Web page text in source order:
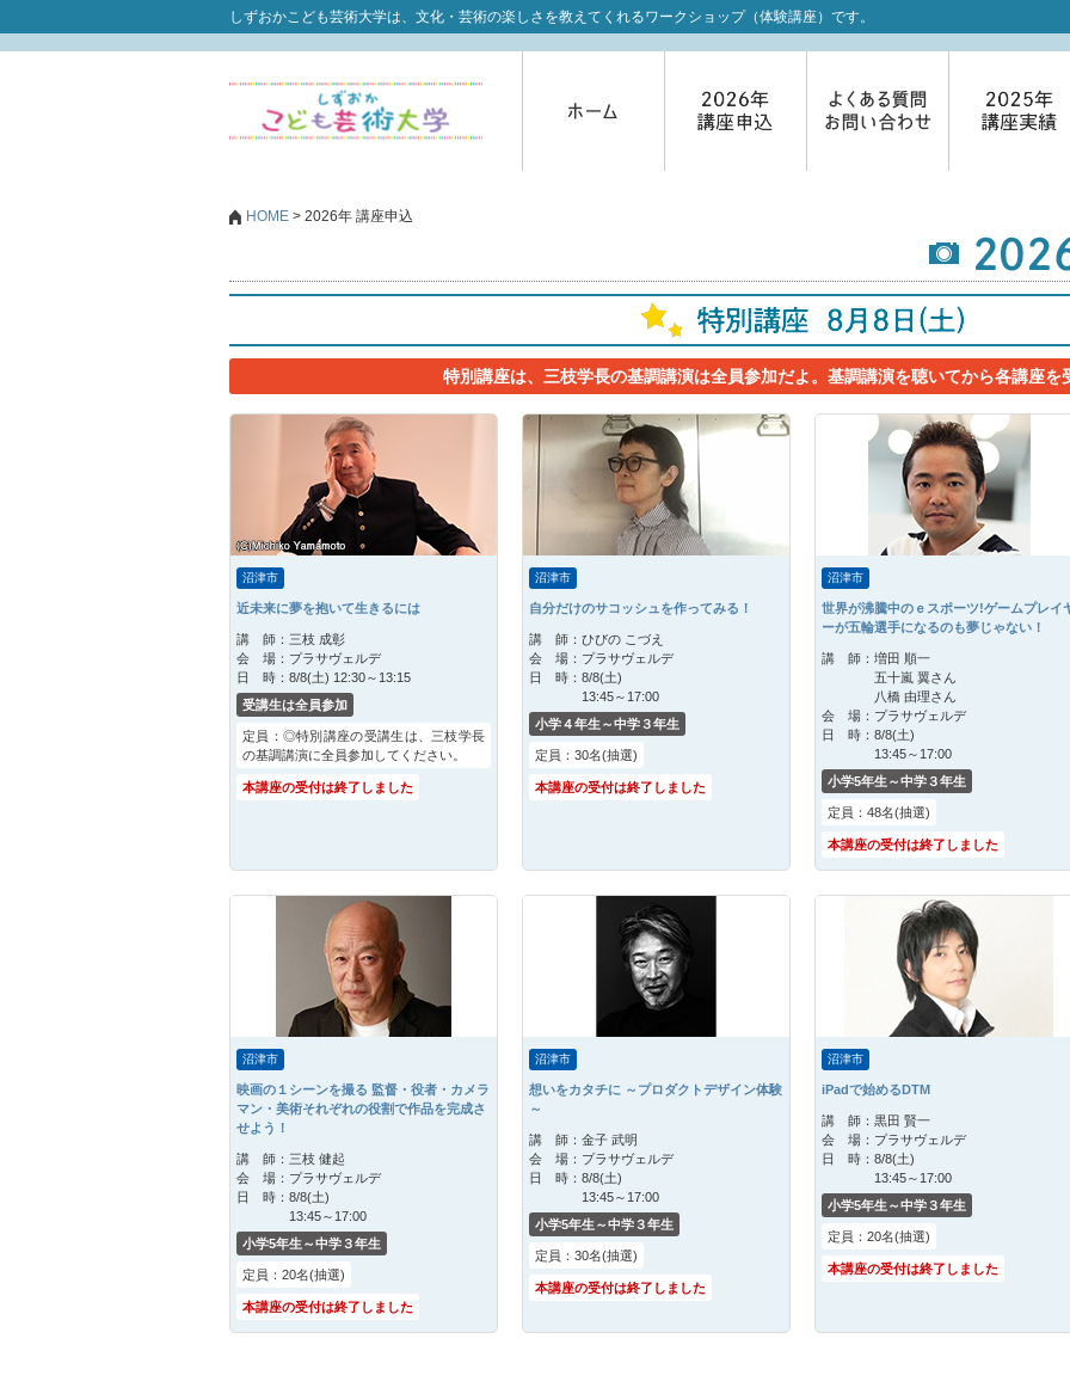
しずおかこども芸術大学は、文化・芸術の楽しさを教えてくれるワークショップ（体験講座）です。
HOME > 2026年 講座申込
特別講座は、三枝学長の基調講演は全員参加だよ。基調講演を聴いてから各講座を
沼津市
近未来に夢を抱いて生きるには
講 師： 三枝 成彰
会 場： プラサヴェルデ
日 時： 8/8(土) 12:30～13:15
受講生は全員参加
定員：◎特別講座の受講生は、三枝学長
の基調講演に全員参加してください。
本講座の受付は終了しました
沼津市
自分だけのサコッシュを作ってみる！
講 師： ひびの こづえ
会 場： プラサヴェルデ
日 時： 8/8(土)
13:45～17:00
小学４年生～中学３年生
定員：30名(抽選)
本講座の受付は終了しました
沼津市
世界が沸騰中のｅスポーツ!ゲームプレイ
ーが五輪選手になるのも夢じゃない！
講 師： 増田 順一
五十嵐 翼さん
八橋 由理さん
会 場： プラサヴェルデ
日 時： 8/8(土)
13:45～17:00
小学5年生～中学３年生
定員：48名(抽選)
本講座の受付は終了しました
沼津市
映画の１シーンを撮る 監督・役者・カメラ
マン・美術それぞれの役割で作品を完成さ
せよう！
講 師： 三枝 健起
会 場： プラサヴェルデ
日 時： 8/8(土)
13:45～17:00
小学5年生～中学３年生
定員：20名(抽選)
本講座の受付は終了しました
沼津市
想いをカタチに ～プロダクトデザイン体験
～
講 師： 金子 武明
会 場： プラサヴェルデ
日 時： 8/8(土)
13:45～17:00
小学5年生～中学３年生
定員：30名(抽選)
本講座の受付は終了しました
沼津市
iPadで始めるDTM
講 師： 黒田 賢一
会 場： プラサヴェルデ
日 時： 8/8(土)
13:45～17:00
小学5年生～中学３年生
定員：20名(抽選)
本講座の受付は終了しました